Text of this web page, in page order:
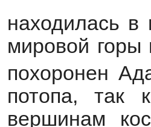
находилась
мировой
похоронен
потопа, так
вершинам